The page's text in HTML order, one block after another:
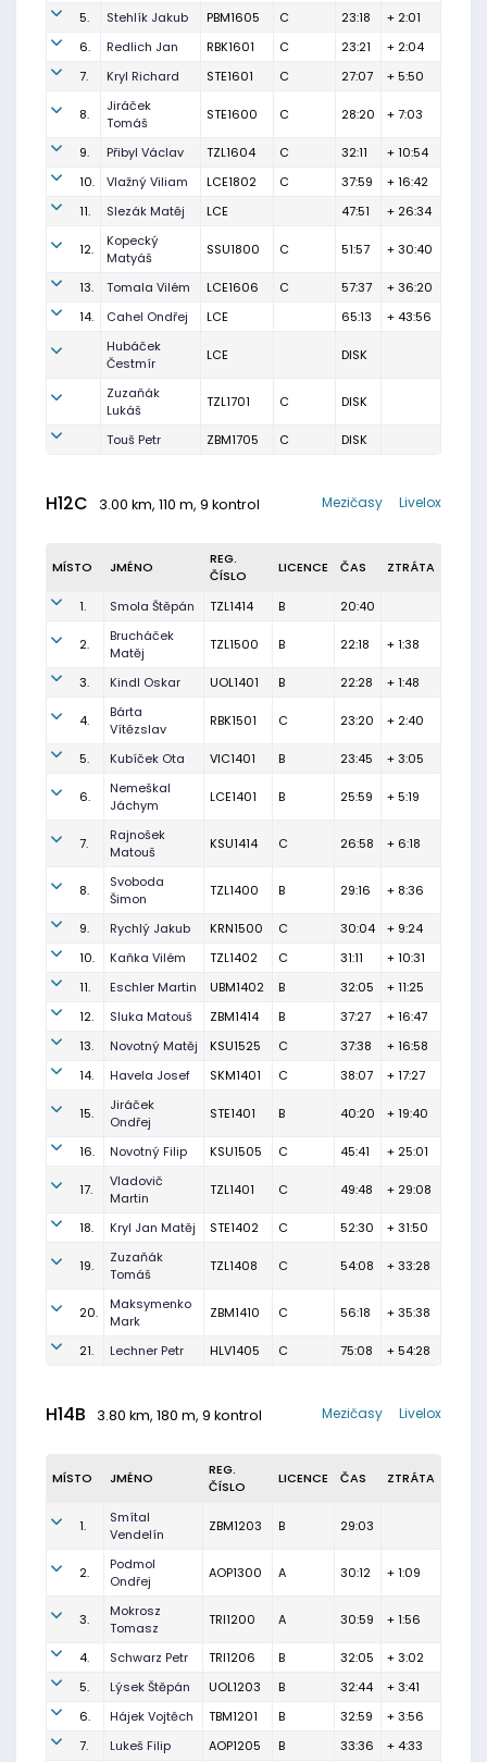
5.
Stehlík Jakub PBM1605 C 23:18
+ 2:01
6.
Redlich Jan RBK1601 C 23:21
+ 2:04
7.
Kryl Richard STE1601 C 27:07 + 5:50
8.
Jiráček
Tomáš
STE1600 C 28:20 + 7:03
9. Přibyl Václav TZL1604 C 32:11
+ 10:54
10.
Vlažný Viliam LCE1802 C 37:59
+ 16:42
11.
Slezák Matěj LCE 47:51 + 26:34
12.
Kopecký
Matyáš
SSU1800 C 51:57 + 30:40
13. Tomala Vilém LCE1606 C 57:37
+ 36:20
14.
Cahel Ondřej LCE 65:13
+ 43:56
Hubáček
Čestmír
LCE DISK
Zuzaňák
Lukáš
TZL1701 C DISK
Touš Petr ZBM1705 C DISK
H12C 3.00 km, 110 m, 9 kontrol Livelox
Mezičasy
MÍSTO JMÉNO
REG.
ČÍSLO
LICENCE ČAS ZTRÁTA
1. Smola Štěpán TZL1414 B 20:40
2.
Brucháček
Matěj
TZL1500 B 22:18 + 1:38
3. Kindl Oskar UOL1401 B 22:28 + 1:48
4.
Bárta
Vítězslav
RBK1501 C 23:20 + 2:40
5. Kubíček Ota VIC1401 B 23:45 + 3:05
6.
Nemeškal
Jáchym
LCE1401 B 25:59 + 5:19
7.
Rajnošek
Matouš
KSU1414 C 26:58 + 6:18
8.
Svoboda
Šimon
TZL1400 B 29:16 + 8:36
9. Rychlý Jakub KRN1500 C 30:04
+ 9:24
10.
Kaňka Vilém TZL1402 C 31:11
+ 10:31
11.
Eschler Martin UBM1402 B 32:05
+ 11:25
12.
Sluka Matouš ZBM1414 B 37:27
+ 16:47
13.
Novotný Matěj KSU1525 C 37:38
+ 16:58
14.
Havela Josef SKM1401 C 38:07 + 17:27
15.
Jiráček
Ondřej
STE1401 B 40:20 + 19:40
16. Novotný Filip KSU1505 C 45:41 + 25:01
17.
Vladovič
Martin
TZL1401 C 49:48 + 29:08
18. Kryl Jan Matěj STE1402 C 52:30 + 31:50
19.
Zuzaňák
Tomáš
TZL1408 C 54:08 + 33:28
20.
Maksymenko
Mark
ZBM1410 C 56:18 + 35:38
21. Lechner Petr HLV1405 C 75:08 + 54:28
H14B 3.80 km, 180 m, 9 kontrol Livelox
Mezičasy
MÍSTO JMÉNO
REG.
ČÍSLO
LICENCE ČAS ZTRÁTA
1.
Smítal
Vendelín
ZBM1203 B 29:03
2.
Podmol
Ondřej
AOP1300 A 30:12 + 1:09
3.
Mokrosz
Tomasz
TRI1200 A 30:59 + 1:56
4. Schwarz Petr TRI1206 B 32:05
+ 3:02
5.
Lýsek Štěpán UOL1203 B 32:44
+ 3:41
6.
Hájek Vojtěch TBM1201 B 32:59
+ 3:56
7.
Lukeš Filip AOP1205 B 33:36
+ 4:33